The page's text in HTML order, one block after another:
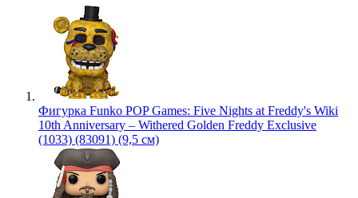
Фигурка Funko POP Games: Five Nights at Freddy's Wiki
10th Anniversary – Withered Golden Freddy Exclusive
(1033) (83091) (9,5 см)